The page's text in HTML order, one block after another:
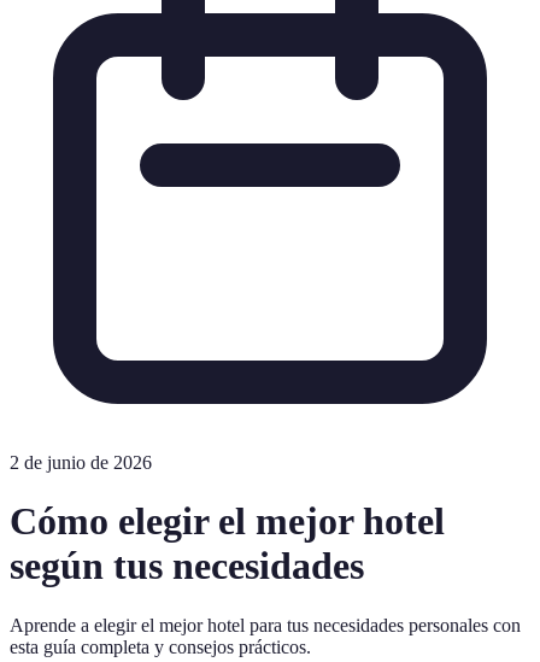
2 de junio de 2026
Cómo elegir el mejor hotel
según tus necesidades
Aprende a elegir el mejor hotel para tus necesidades personales con
esta guía completa y consejos prácticos.